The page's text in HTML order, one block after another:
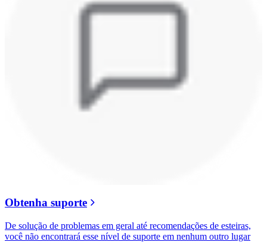
Obtenha suporte
De solução de problemas em geral até recomendações de esteiras,
você não encontrará esse nível de suporte em nenhum outro lugar